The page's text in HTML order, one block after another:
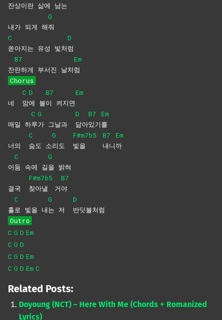
잔상이란 삶에 남는
내가 되게 해
G
줘
C
쏟아지는 유성 빛처
D
럼
찬
B7
란하게 부서진 날처
Em
럼
Chorus
네
C
맘
D
에 불
B7
이 켜지면
Em
매일 하
C
루
G
가 그날과
D
닮아
B7
있기
Em
를
너의
C
숨도 소
G
리도
F#m7b5
빛을
B7
내니
Em
까
어
C
둠 속에 길
G
을 밝혀
결국
F#m7b5
찾아낼
거
B7
야
홀
C
로 빛을 내
G
는 저
D
반딧불처럼
Outro
C G D Em
C G D
C G D Em
C G D Em C
Related Posts:
Doyoung (NCT) – Here With Me (Chords + Romanized
Lyrics)